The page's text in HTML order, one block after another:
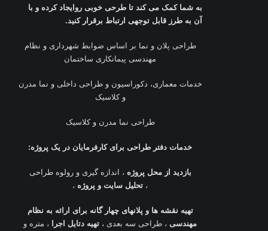
به شما کمک می کند تا طرحی خوبی روایجاد کرده و با
آن به طرز قابل توجهی ارتباط برقرار کنید.
طراحی پلان و نما بر اساس ضوابط شهرداری و نظام
مهندسی پیمانکاری ساختمان
خدمات معماری، دکوراسیون و طراحی داخلی و نما مدرن
و کلاسیک
طراحی نما مدرن و کلاسیک
خدمات دفتر طراحی برای کارفرمایان در یک پروژه:
بازدید از محل پروژه ، اندازه گیری و رولوه طراحی
، تحلیل سایت و پروژه ،
تهیه نقشه ها و پلانهای چهار گانه برای ارائه به نظام
مهندسی ، طراحی سه بعدی ، تهیه دتایل اجرا ، متره و